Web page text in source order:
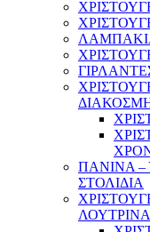
ΠΑΝΙΝΑ –
ΣΤΟΛΙΔΙΑ
ΛΟΥΤΡΙΝΑ